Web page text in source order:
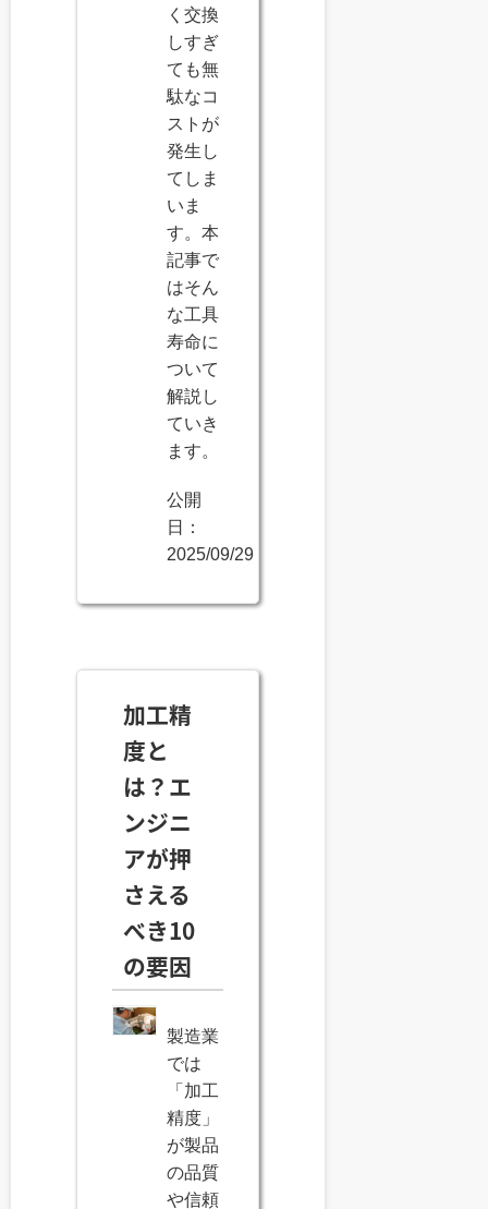
く交換
しすぎ
ても無
駄なコ
ストが
発生し
てしま
いま
す。本
記事で
はそん
な工具
寿命に
ついて
解説し
ていき
ます。
公開
日：
2025/09/29
加工精
度と
は？エ
ンジニ
アが押
さえる
べき10
の要因
製造業
では
「加工
精度」
が製品
の品質
や信頼